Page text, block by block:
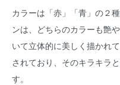
カラーは「赤」「青」の２
ンは、どちらのカラーも艶
いて立体的に美しく描かれ
されており、そのキラキラ
す。